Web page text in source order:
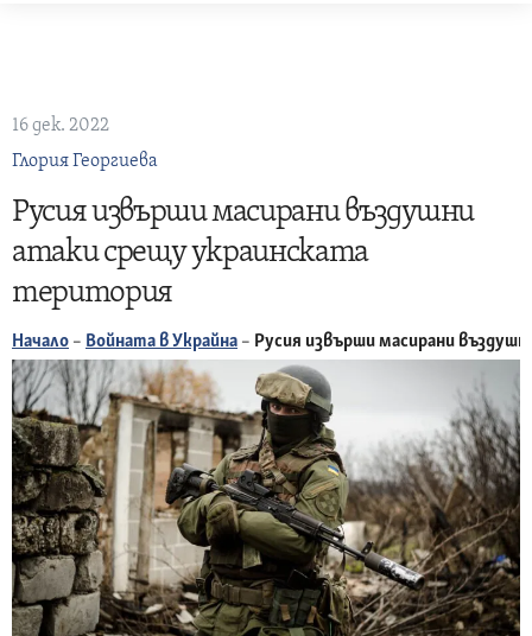
16 дек. 2022
Глория Георгиева
Русия извърши масирани въздушни
атаки срещу украинската
територия
Начало – Войната в Украйна – Русия извърши масирани